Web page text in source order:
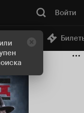
Войти